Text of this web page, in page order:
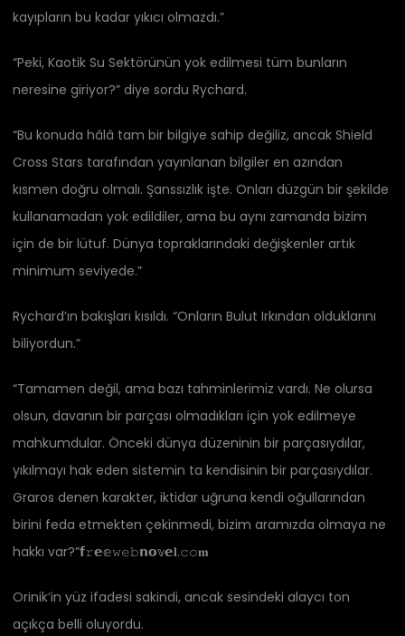
kayıpların bu kadar yıkıcı olmazdı.”
“Peki, Kaotik Su Sektörünün yok edilmesi tüm bunların
neresine giriyor?” diye sordu Rychard.
“Bu konuda hâlâ tam bir bilgiye sahip değiliz, ancak Shield
Cross Stars tarafından yayınlanan bilgiler en azından
kısmen doğru olmalı. Şanssızlık işte. Onları düzgün bir şekilde
kullanamadan yok edildiler, ama bu aynı zamanda bizim
için de bir lütuf. Dünya topraklarındaki değişkenler artık
minimum seviyede.”
Rychard’ın bakışları kısıldı. “Onların Bulut Irkından olduklarını
biliyordun.”
“Tamamen değil, ama bazı tahminlerimiz vardı. Ne olursa
olsun, davanın bir parçası olmadıkları için yok edilmeye
mahkumdular. Önceki dünya düzeninin bir parçasıydılar,
yıkılmayı hak eden sistemin ta kendisinin bir parçasıydılar.
Graros denen karakter, iktidar uğruna kendi oğullarından
birini feda etmekten çekinmedi, bizim aramızda olmaya ne
hakkı var?”𝗳𝚛𝗲𝕖𝚠𝚎𝚋𝗻𝗼𝕧𝗲𝐥.𝚌𝚘𝐦
Orinik’in yüz ifadesi sakindi, ancak sesindeki alaycı ton
açıkça belli oluyordu.